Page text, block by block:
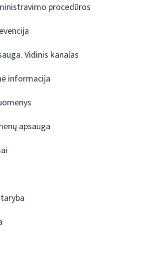
procedūros
Vidinis kanalas
informacija
apsauga